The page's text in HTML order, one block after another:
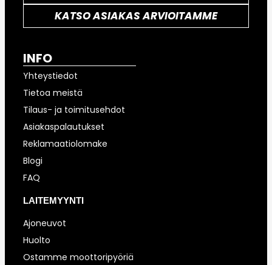
KATSO ASIAKAS ARVIOITAMME
INFO
Yhteystiedot
Tietoa meistä
Tilaus- ja toimitusehdot
Asiakaspalautukset
Reklamaatiolomake
Blogi
FAQ
LAITEMYYNTI
Ajoneuvot
Huolto
Ostamme moottoripyöriä